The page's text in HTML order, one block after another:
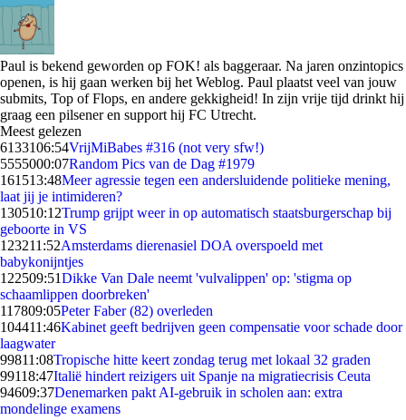
Paul is bekend geworden op FOK! als baggeraar. Na jaren onzintopics
openen, is hij gaan werken bij het Weblog. Paul plaatst veel van jouw
submits, Top of Flops, en andere gekkigheid! In zijn vrije tijd drinkt hij
graag een pilsener en support hij FC Utrecht.
Meest gelezen
6133106:54VrijMiBabes #316 (not very sfw!)
5555000:07Random Pics van de Dag #1979
161513:48Meer agressie tegen een andersluidende politieke mening,
laat jij je intimideren?
130510:12Trump grijpt weer in op automatisch staatsburgerschap bij
geboorte in VS
123211:52Amsterdams dierenasiel DOA overspoeld met
babykonijntjes
122509:51Dikke Van Dale neemt 'vulvalippen' op: 'stigma op
schaamlippen doorbreken'
117809:05Peter Faber (82) overleden
104411:46Kabinet geeft bedrijven geen compensatie voor schade door
laagwater
99811:08Tropische hitte keert zondag terug met lokaal 32 graden
99118:47Italië hindert reizigers uit Spanje na migratiecrisis Ceuta
94609:37Denemarken pakt AI-gebruik in scholen aan: extra
mondelinge examens